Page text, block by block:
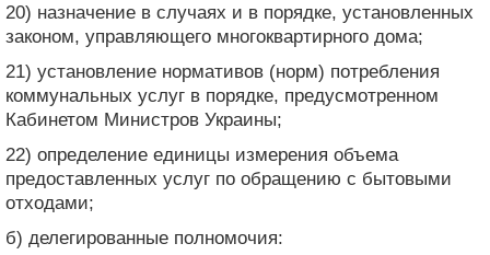
20) назначение в случаях и в порядке, установленных
законом, управляющего многоквартирного дома;
21) установление нормативов (норм) потребления
коммунальных услуг в порядке, предусмотренном
Кабинетом Министров Украины;
22) определение единицы измерения объема
предоставленных услуг по обращению с бытовыми
отходами;
б) делегированные полномочия: